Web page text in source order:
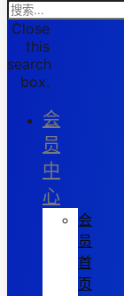
Close
this
search
box.
会
员
中
心
会
员
首
页